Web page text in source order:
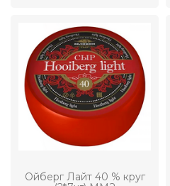
Ойберг Лайт 40 % круг